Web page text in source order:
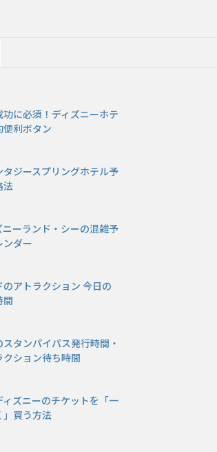
功に必須！ディズニーホテ
便利ボタン
タジースプリングホテル予
法
ニーランド・シーの混雑予
ンダー
のアトラクション 今日の
間
スタンパイパス発行時間・
クション待ち時間
ィズニーのチケットを「一
」買う方法